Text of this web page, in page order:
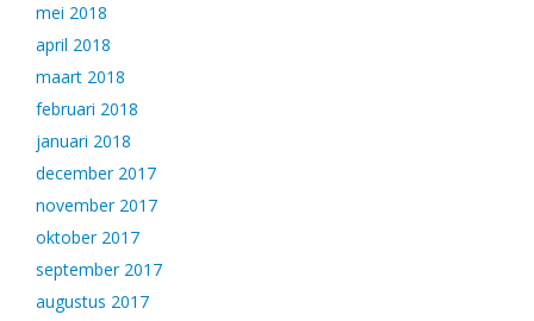
mei 2018
april 2018
maart 2018
februari 2018
januari 2018
december 2017
november 2017
oktober 2017
september 2017
augustus 2017